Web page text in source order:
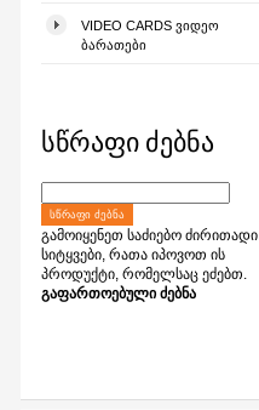
VIDEO CARDS ᲕᲘᲓᲔᲝ
ᲑᲐᲠᲐᲗᲔᲑᲘ
სწრაფი ძებნა
ᲡᲬᲠᲐᲤᲘ ᲫᲔᲑᲜᲐ
გამოიყენეთ საძიებო ძირითადი
სიტყვები, რათა იპოვოთ ის
პროდუქტი, რომელსაც ეძებთ.
გაფართოებული ძებნა